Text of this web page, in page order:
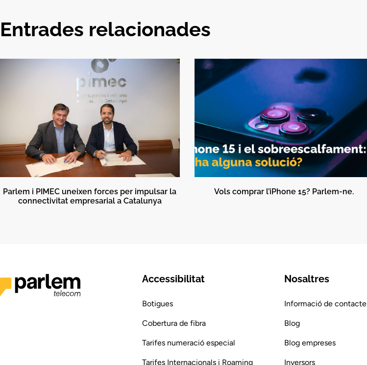
Entrades relacionades
Parlem i PIMEC uneixen forces per impulsar la
connectivitat empresarial a Catalunya
Vols comprar l’iPhone 15? Parlem-ne.
Accessibilitat
Botigues
Cobertura de fibra
Tarifes numeració especial
Tarifes Internacionals i Roaming
Nosaltres
Informació de contacte
Blog
Blog empreses
Inversors